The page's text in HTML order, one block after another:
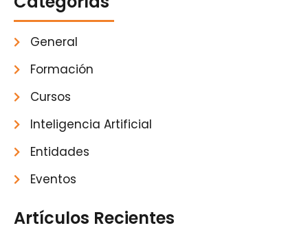
Artículos Recientes
General
Formación
Cursos
Inteligencia Artificial
Entidades
Eventos